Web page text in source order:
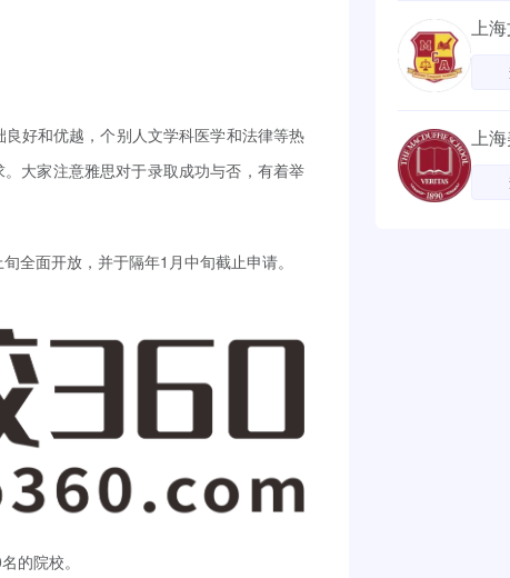
好和优越，个别人文学科医学和法律等热
大家注意雅思对于录取成功与否，有着举
全面开放，并于隔年1月中旬截止申请。
的院校。
一的学生是保证能申请到校内宿舍，大二
，Euston和St.Pancras火车站，每天有数
上
上